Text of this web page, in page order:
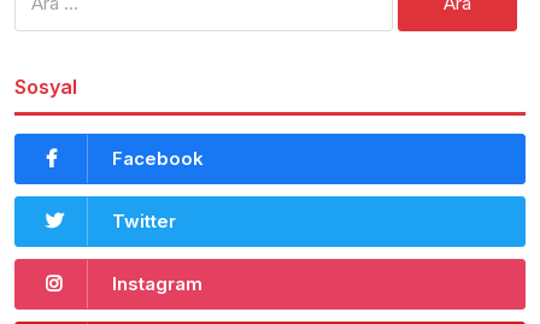
Sosyal
Facebook
Twitter
Instagram